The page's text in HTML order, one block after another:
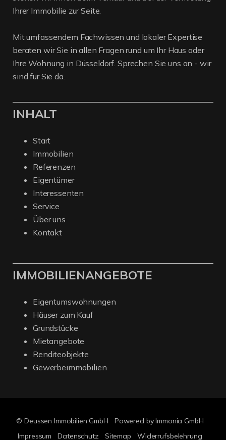
Ihrer Immobilie zur Seite.
Mit umfassendem Fachwissen und lokaler Expertise
beraten wir Sie in allen Fragen rund um Ihr Haus oder
Ihre Wohnung in Düsseldorf. Sprechen Sie uns an - wir
sind für Sie da.
INHALT
Start
Immobilien
Referenzen
Eigentümer
Interessenten
Service
Über uns
Kontakt
IMMOBILIENANGEBOTE
Eigentumswohnungen
Häuser zum Kauf
Grundstücke
Mietangebote
Renditeobjekte
Gewerbeimmobilien
© Deussen Immobilien GmbH
Powered by Immonia GmbH
Impressum
Datenschutz Sitemap Widerrufsbelehrung